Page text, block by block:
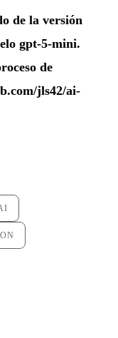
de la versión
gpt-5-mini.
de
jls42/ai-